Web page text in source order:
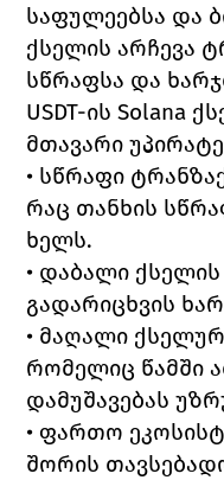
საფულეებსა და
ქსელის არჩევა
სწრაფსა და
USDT-ის Solana
მთავარი
• სწრაფი
რაც თანხის
ხელს.
• დაბალი
გადარიცხვის
• მაღალი
რომელიც წამში
დამუშავებას
• ფართო
შორის